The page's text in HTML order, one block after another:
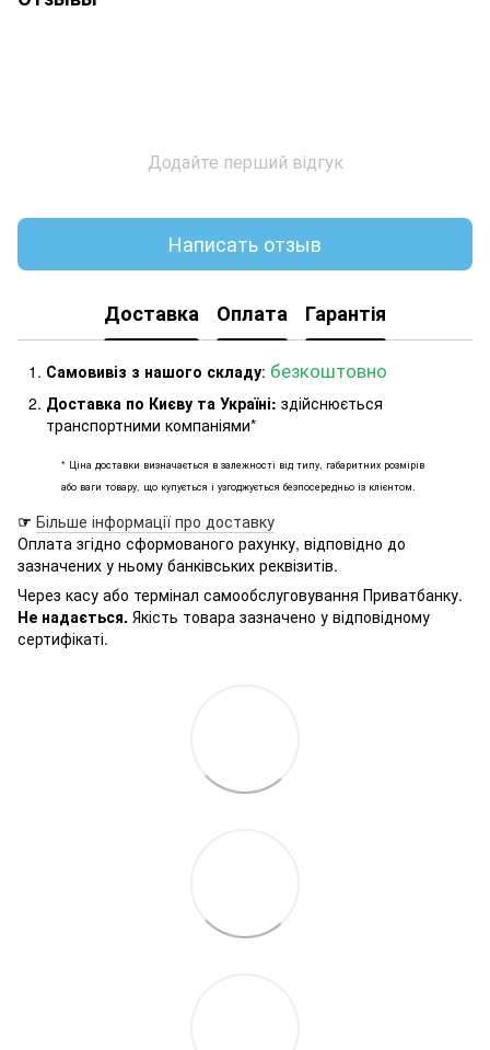
Додайте перший відгук
Написать отзыв
Доставка Оплата Гарантія
Самовивіз з нашого складу: безкоштовно
Доставка по Києву та Україні: здійснюється
транспортними компаніями*
* Ціна доставки визначається в залежності від типу, габаритних розмірів
або ваги товару, що купується і узгоджується безпосередньо із клієнтом.
☞ Більше інформації про доставку
Оплата згідно сформованого рахунку, відповідно до
зазначених у ньому банківських реквізитів.
Через касу або термінал самообслуговування Приватбанку.
Не надається. Якість товара зазначено у відповідному
сертифікаті.